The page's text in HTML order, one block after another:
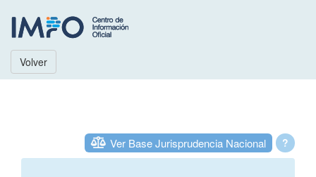
Volver
?
Ver Base Jurisprudencia Nacional